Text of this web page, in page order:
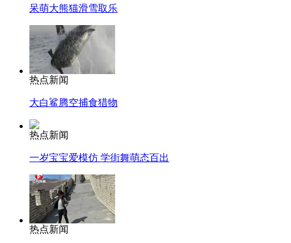
呆萌大熊猫滑雪取乐
热点新闻
大白鲨腾空捕食猎物
热点新闻
一岁宝宝爱模仿 学街舞萌态百出
热点新闻